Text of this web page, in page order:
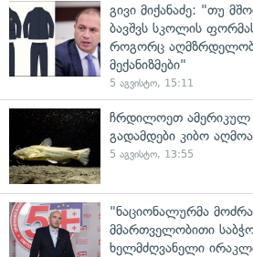
გივი მიქანაძე: "თუ
ბავშვს სკოლის
როგორც
მექანიზმები"
5 აგვისტო, 15:11
ჩრდილოეთ ამერიკულ
გადამდები კიბო
5 აგვისტო, 13:55
"ნაციონალურმა
მმართველობითი
ხელმძღვანელი